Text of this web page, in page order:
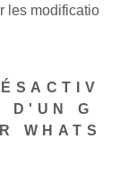
les modificatio
D'UN G
WHATS